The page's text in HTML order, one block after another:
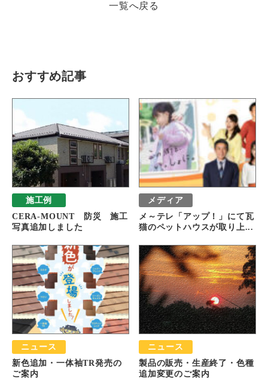
先輩社員の声
お問い合わせ プライバシーポリシー サイトマップ
一覧へ戻る
おすすめ記事
施工例
CERA-MOUNT 防災 施工
写真追加しました
メディア
メ～テレ「アップ！」にて瓦
猫のペットハウスが取り上...
ニュース
新色追加・一体袖TR発売の
ご案内
ニュース
製品の販売・生産終了・色種
追加変更のご案内